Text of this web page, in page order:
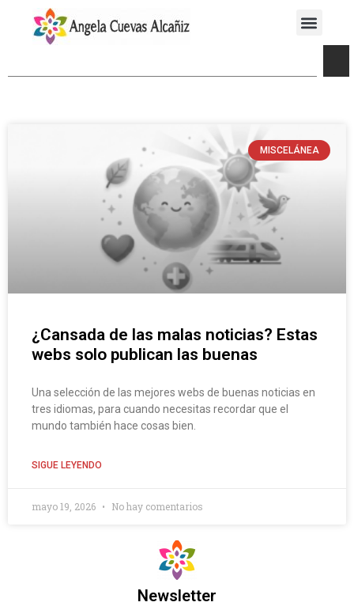
MISCELÁNEA
¿Cansada de las malas noticias? Estas
webs solo publican las buenas
Una selección de las mejores webs de buenas noticias en
tres idiomas, para cuando necesitas recordar que el
mundo también hace cosas bien.
SIGUE LEYENDO
mayo 19, 2026 No hay comentarios
Newsletter